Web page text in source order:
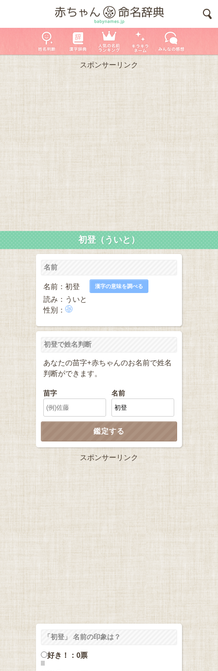
スポンサーリンク
初登（ういと）
名前
名前：初登 漢字の意味を調べる
読み：ういと
性別：
初登で姓名判断
あなたの苗字+赤ちゃんのお名前で姓名
判断ができます。
苗字 名前
スポンサーリンク
「初登」 名前の印象は？
好き！：0票